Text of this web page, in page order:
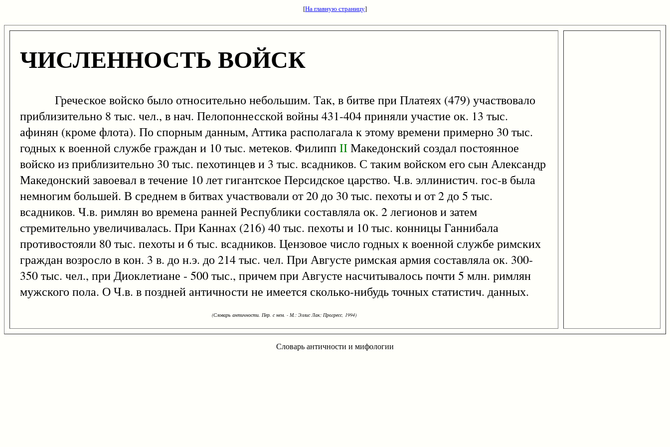
[На главную страницу]
ЧИСЛЕННОСТЬ ВОЙСК
Греческое войско было относительно небольшим. Так, в битве при Платеях (479) участвовало
приблизительно 8 тыс. чел., в нач. Пелопоннесской войны 431-404 приняли участие ок. 13 тыс.
афинян (кроме флота). По спорным данным, Аттика располагала к этому времени примерно 30 тыс.
годных к военной службе граждан и 10 тыс. метеков. ФилиппIIМакедонский создал постоянное
войско из приблизительно 30 тыс. пехотинцев и 3 тыс. всадников. С таким войском его сын Александр
Македонский завоевал в течение 10 лет гигантское Персидское царство. Ч.в. эллинистич. гос-в была
немногим большей. В среднем в битвах участвовали от 20 до 30 тыс. пехоты и от 2 до 5 тыс.
всадников. Ч.в. римлян во времена ранней Республики составляла ок. 2 легионов и затем
стремительно увеличивалась. При Каннах (216) 40 тыс. пехоты и 10 тыс. конницы Ганнибала
противостояли 80 тыс. пехоты и 6 тыс. всадников. Цензовое число годных к военной службе римских
граждан возросло в кон. 3 в. до н.э. до 214 тыс. чел. При Августе римская армия составляла ок. 300-
350 тыс. чел., при Диоклетиане - 500 тыс., причем при Августе насчитывалось почти 5 млн. римлян
мужского пола. О Ч.в. в поздней античности не имеется сколько-нибудь точных статистич. данных.
(Словарь античности. Пер. с нем. - М.: Эллис Лак; Прогресс, 1994)
Словарь античности и мифологии